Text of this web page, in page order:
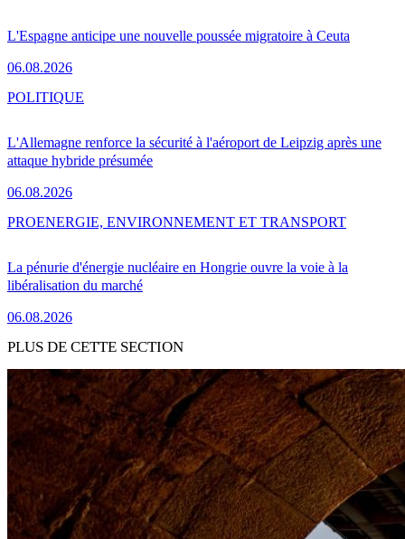
L'Espagne anticipe une nouvelle poussée migratoire à Ceuta
06.08.2026
L'Allemagne renforce la sécurité à l'aéroport de Leipzig après une
attaque hybride présumée
06.08.2026
POLITIQUE
La pénurie d'énergie nucléaire en Hongrie ouvre la voie à la
libéralisation du marché
06.08.2026
PROENERGIE, ENVIRONNEMENT ET TRANSPORT
PLUS DE CETTE SECTION